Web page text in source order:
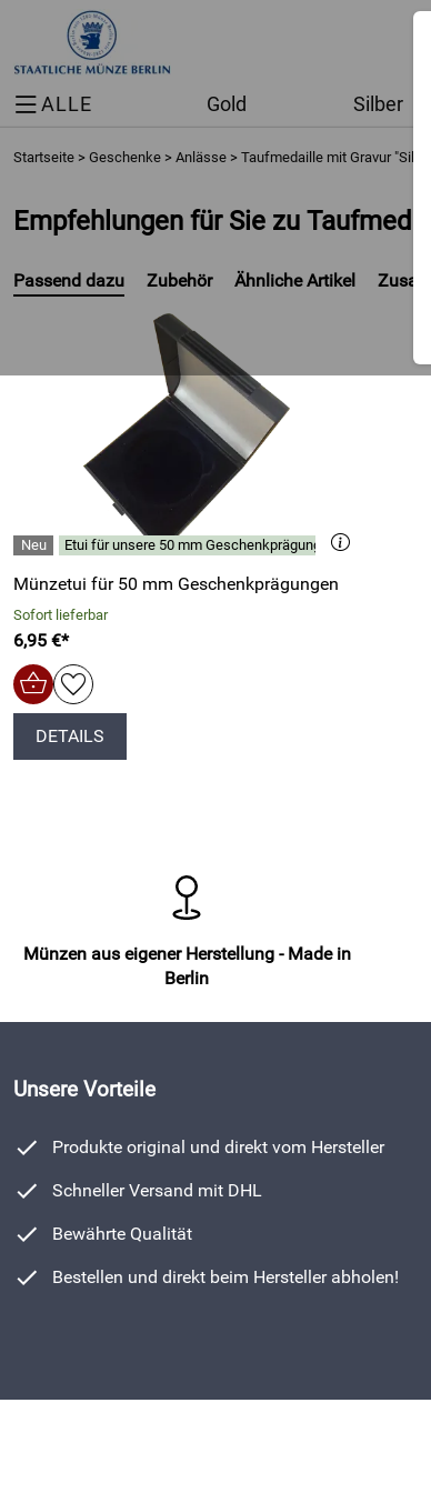
ALLE Gold Silber
Startseite > Geschenke > Anlässe > Taufmedaille mit Gravur
Empfehlungen für Sie zu
Passend dazu
Etui für unsere 50 mm Geschenkprägungen
Münzetui für 50 mm Geschenkprägungen
Sofort lieferbar
6,95 €*
DETAILS
Zubehör Ähnliche Artikel
Münzen aus eigener Herstellung - Made in
Berlin
Unsere Vorteile
Produkte original und direkt vom Hersteller
Schneller Versand mit DHL
Bewährte Qualität
Bestellen und direkt beim Hersteller abholen!